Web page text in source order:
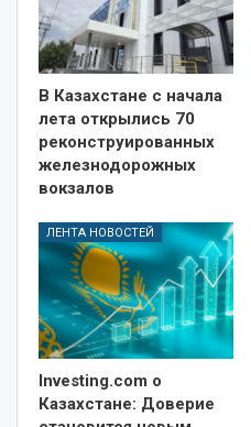
В Казахстане с начала
лета открылись 70
реконструированных
железнодорожных
вокзалов
ЛЕНТА НОВОСТЕЙ
Investing.com о
Казахстане: Доверие